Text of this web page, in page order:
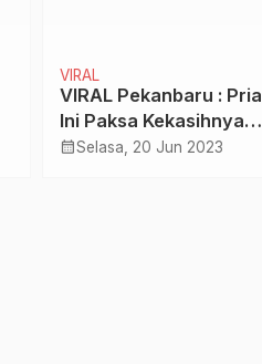
VIRAL
VIRAL Pekanbaru : Pria
Ini Paksa Kekasihnya
Berbuat Cabul, Ancam
calendar_monthSelasa, 20 Jun 2023